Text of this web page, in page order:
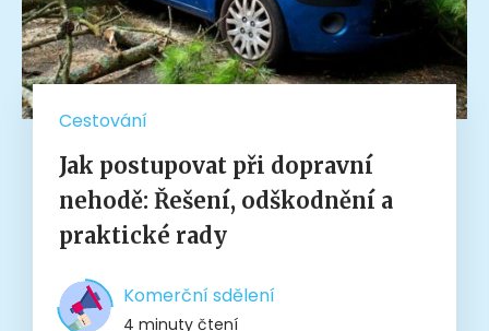
Cestování
Jak postupovat při dopravní
nehodě: Řešení, odškodnění a
praktické rady
Komerční sdělení
4 minuty čtení